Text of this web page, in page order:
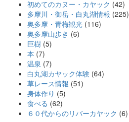
初めてのカヌー・カヤック (42)
多摩川・御岳・白丸湖情報 (225)
奥多摩・青梅観光 (116)
奥多摩山歩き (6)
巨樹 (5)
本 (7)
温泉 (7)
白丸湖カヤック体験 (64)
草レース情報 (51)
身体作り (5)
食べる (62)
６０代からのリバーカヤック (6)